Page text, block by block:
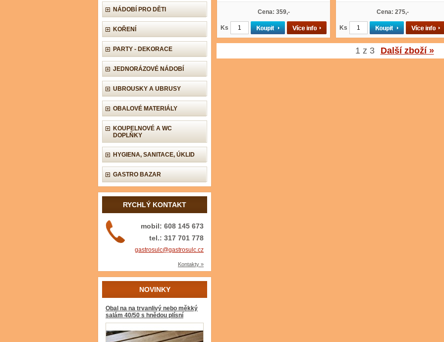
NÁDOBÍ PRO DĚTI
KOŘENÍ
PARTY - DEKORACE
JEDNORÁZOVÉ NÁDOBÍ
UBROUSKY A UBRUSY
OBALOVÉ MATERIÁLY
KOUPELNOVÉ A WC
DOPLŇKY
HYGIENA, SANITACE, ÚKLID
GASTRO BAZAR
RYCHLÝ KONTAKT
mobil: 608 145 673
tel.: 317 701 778
gastrosulc@gastrosulc.cz
Kontakty »
NOVINKY
Obal na na trvanlivý nebo měkký
salám 40/50 s hnědou plísní
Cena: 359,-
Ks
Cena: 275,-
Ks
1 z 3 Další zboží »